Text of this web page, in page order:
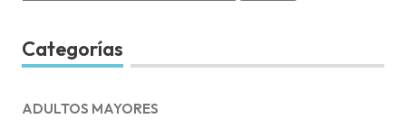
for:
Categorías
ADULTOS MAYORES